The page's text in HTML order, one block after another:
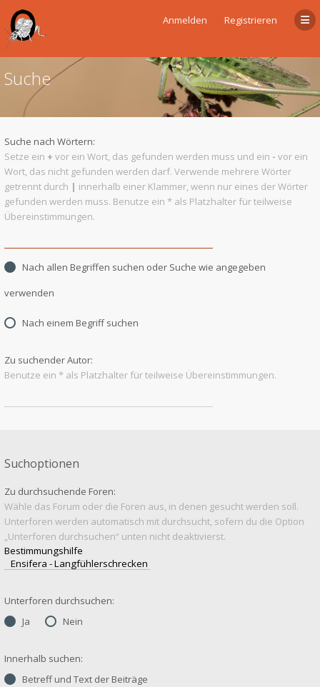
Anmelden Registrieren
Suche
Suche nach Wörtern:
Setze ein + vor ein Wort, das gefunden werden muss und ein - vor ein
Wort, das nicht gefunden werden darf. Verwende mehrere Wörter
getrennt durch | innerhalb einer Klammer, wenn nur eines der Wörter
gefunden werden muss. Benutze ein * als Platzhalter für teilweise
Übereinstimmungen.
Nach allen Begriffen suchen oder Suche wie angegeben
verwenden
Nach einem Begriff suchen
Zu suchender Autor:
Benutze ein * als Platzhalter für teilweise Übereinstimmungen.
Suchoptionen
Zu durchsuchende Foren:
Wähle das Forum oder die Foren aus, in denen gesucht werden soll.
Unterforen werden automatisch mit durchsucht, sofern du die Option
„Unterforen durchsuchen“ unten nicht deaktivierst.
Unterforen durchsuchen:
Ja
Nein
Innerhalb suchen:
Betreff und Text der Beiträge